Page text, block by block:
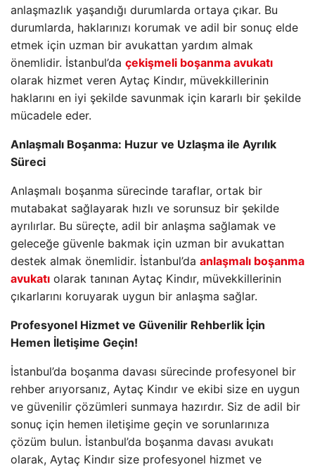
anlaşmazlık yaşandığı durumlarda ortaya çıkar. Bu
durumlarda, haklarınızı korumak ve adil bir sonuç elde
etmek için uzman bir avukattan yardım almak
önemlidir. İstanbul’da çekişmeli boşanma avukatı
olarak hizmet veren Aytaç Kindır, müvekkillerinin
haklarını en iyi şekilde savunmak için kararlı bir şekilde
mücadele eder.
Anlaşmalı Boşanma: Huzur ve Uzlaşma ile Ayrılık
Süreci
Anlaşmalı boşanma sürecinde taraflar, ortak bir
mutabakat sağlayarak hızlı ve sorunsuz bir şekilde
ayrılırlar. Bu süreçte, adil bir anlaşma sağlamak ve
geleceğe güvenle bakmak için uzman bir avukattan
destek almak önemlidir. İstanbul’da anlaşmalı boşanma
avukatı olarak tanınan Aytaç Kindır, müvekkillerinin
çıkarlarını koruyarak uygun bir anlaşma sağlar.
Profesyonel Hizmet ve Güvenilir Rehberlik İçin
Hemen İletişime Geçin!
İstanbul’da boşanma davası sürecinde profesyonel bir
rehber arıyorsanız, Aytaç Kindır ve ekibi size en uygun
ve güvenilir çözümleri sunmaya hazırdır. Siz de adil bir
sonuç için hemen iletişime geçin ve sorunlarınıza
çözüm bulun. İstanbul’da boşanma davası avukatı
olarak, Aytaç Kindır size profesyonel hizmet ve